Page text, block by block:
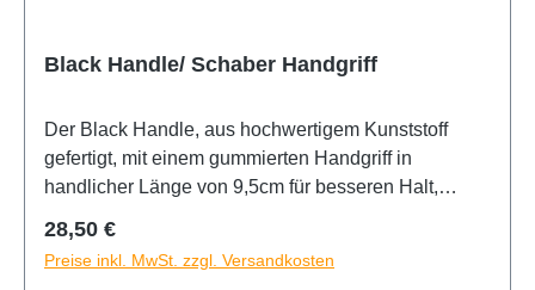
Black Handle/ Schaber Handgriff
Der Black Handle, aus hochwertigem Kunststoff
gefertigt, mit einem gummierten Handgriff in
handlicher Länge von 9,5cm für besseren Halt,
fixieren. Beide Komponenten zusammen
ermöglichen maximalen Druck beim ausrakeln der
Regulärer Preis:
28,50 €
Preise inkl. MwSt. zzgl. Versandkosten